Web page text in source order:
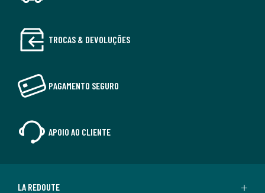
TROCAS & DEVOLUÇÕES
PAGAMENTO SEGURO
APOIO AO CLIENTE
LA REDOUTE